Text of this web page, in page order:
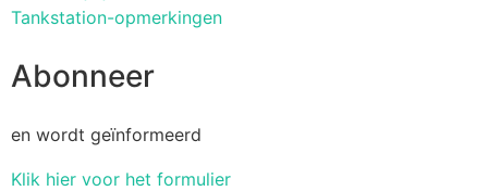
Tankstation-opmerkingen
Abonneer
en wordt geïnformeerd
Klik hier voor het formulier